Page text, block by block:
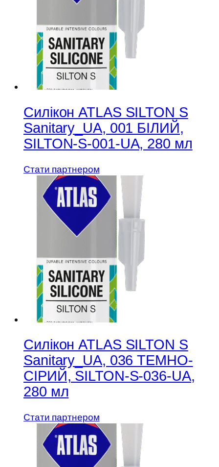
Силікон ATLAS SILTON S
Sanitary_UA, 001 БІЛИЙ,
SILTON-S-001-UA, 280 мл
Стати партнером
Силікон ATLAS SILTON S
Sanitary_UA, 036 ТЕМНО-
СІРИЙ, SILTON-S-036-UA,
280 мл
Стати партнером